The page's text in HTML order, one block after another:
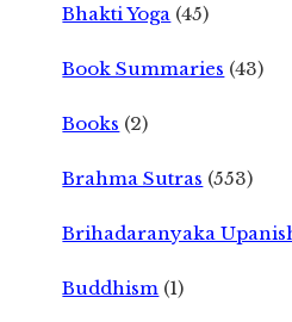
Bhakti Yoga (45)
Book Summaries (43)
Books (2)
Brahma Sutras (553)
Brihadaranyaka
Buddhism (1)